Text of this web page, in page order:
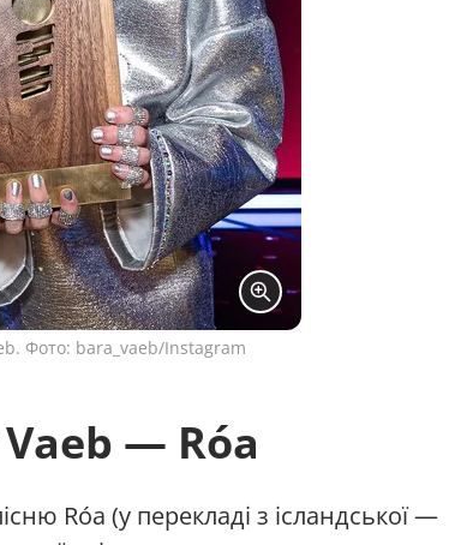
Фото: bara_vaeb/Instagram
— Róa
Róa (у перекладі з ісландської —